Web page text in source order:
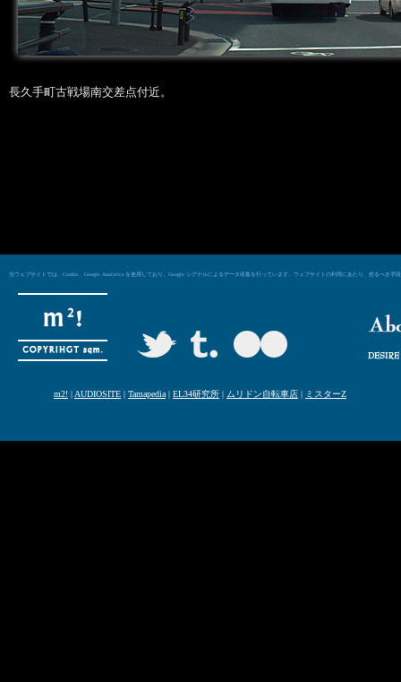
長久手町古戦場南交差点付近。
当ウェブサイトでは、Cookie、Google Analytics を使用しており、Google シグナルによるデータ収集を行っています。ウェブサイトの利用にあたり、然るべき
m2! | AUDIOSITE | Tamapedia | EL34研究所 | ムリドン自転車店 | ミスターZ